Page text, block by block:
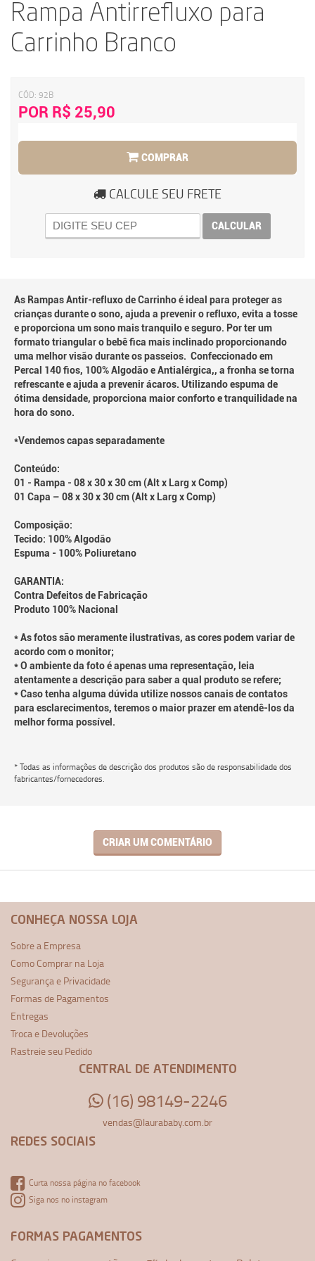
Rampa Antirrefluxo para
Carrinho Branco
CÓD: 92B
POR R$ 25,90
COMPRAR
CALCULE SEU FRETE
CALCULAR
As Rampas Antir-refluxo de Carrinho é ideal para proteger as
crianças durante o sono, ajuda a prevenir o refluxo, evita a tosse
e proporciona um sono mais tranquilo e seguro. Por ter um
formato triangular o bebê fica mais inclinado proporcionando
uma melhor visão durante os passeios. Confeccionado em
Percal 140 fios, 100% Algodão e Antialérgica,, a fronha se torna
refrescante e ajuda a prevenir ácaros. Utilizando espuma de
ótima densidade, proporciona maior conforto e tranquilidade na
hora do sono.
*Vendemos capas separadamente
Conteúdo:
01 - Rampa - 08 x 30 x 30 cm (Alt x Larg x Comp)
01 Capa – 08 x 30 x 30 cm (Alt x Larg x Comp)
Composição:
Tecido: 100% Algodão
Espuma - 100% Poliuretano
GARANTIA:
Contra Defeitos de Fabricação
Produto 100% Nacional
* As fotos são meramente ilustrativas, as cores podem variar de
acordo com o monitor;
* O ambiente da foto é apenas uma representação, leia
atentamente a descrição para saber a qual produto se refere;
* Caso tenha alguma dúvida utilize nossos canais de contatos
para esclarecimentos, teremos o maior prazer em atendê-los da
melhor forma possível.
* Todas as informações de descrição dos produtos são de responsabilidade dos
fabricantes/fornecedores.
CRIAR UM COMENTÁRIO
CONHEÇA NOSSA LOJA
Sobre a Empresa
Como Comprar na Loja
Segurança e Privacidade
Formas de Pagamentos
Entregas
Troca e Devoluções
Rastreie seu Pedido
CENTRAL DE ATENDIMENTO
(16) 98149-2246
vendas@laurababy.com.br
REDES SOCIAIS
Curta nossa página no facebook
Siga nos no instagram
FORMAS PAGAMENTOS